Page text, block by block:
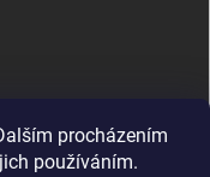
procházením
používáním.